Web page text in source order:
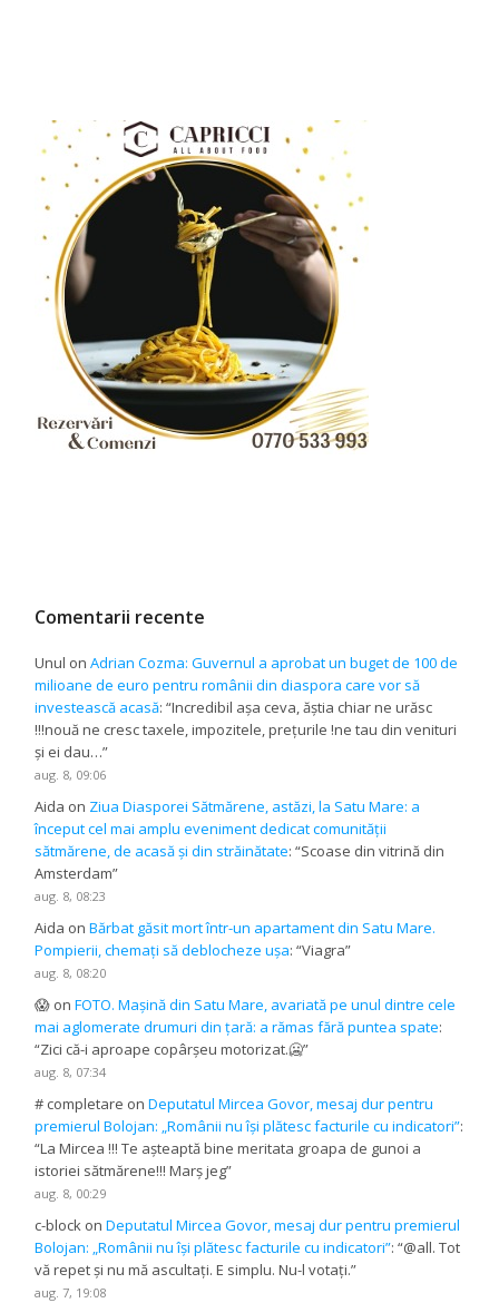
Comentarii recente
Unul onAdrian Cozma: Guvernul a aprobat un buget de 100 de
milioane de euro pentru românii din diaspora care vor să
investească acasă: “Incredibil așa ceva, ăștia chiar ne urăsc
!!!nouă ne cresc taxele, impozitele, prețurile !ne tau din venituri
și ei dau…”
aug. 8, 09:06
Aida on Ziua Diasporei Sătmărene, astăzi, la Satu Mare: a
început cel mai amplu eveniment dedicat comunității
sătmărene, de acasă și din străinătate: “Scoase din vitrină din
Amsterdam”
aug. 8, 08:23
Aida onBărbat găsit mort într-un apartament din Satu Mare.
Pompierii, chemați să deblocheze ușa: “Viagra”
aug. 8, 08:20
😱 onFOTO. Mașină din Satu Mare, avariată pe unul dintre cele
mai aglomerate drumuri din țară: a rămas fără puntea spate:
“Zici că-i aproape copârșeu motorizat.🥶”
aug. 8, 07:34
# completare onDeputatul Mircea Govor, mesaj dur pentru
premierul Bolojan: „Românii nu își plătesc facturile cu indicatori”:
“La Mircea !!! Te așteaptă bine meritata groapa de gunoi a
istoriei sătmărene!!! Marș jeg”
aug. 8, 00:29
c-block onDeputatul Mircea Govor, mesaj dur pentru premierul
Bolojan: „Românii nu își plătesc facturile cu indicatori”: “@all. Tot
vă repet și nu mă ascultați. E simplu. Nu-l votați.”
aug. 7, 19:08